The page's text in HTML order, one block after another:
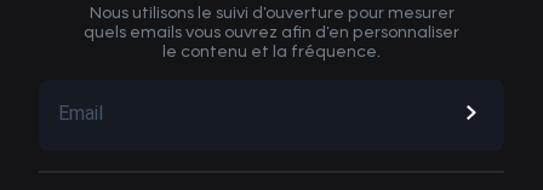
Nous utilisons le suivi d'ouverture pour mesurer
quels emails vous ouvrez afin d'en personnaliser
le contenu et la fréquence.